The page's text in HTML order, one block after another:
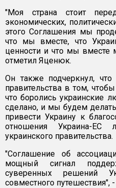
"Моя страна стоит
экономических,
этого Соглашения мы
что мы вместе, что
ценности и что мы
отметил Яценюк.
Он также подчеркнул, что
правительства в том,
что боролись украинские
сделано, и мы будем
привести Украину к
отношения Украина-
украинского правительства.
"Соглашение об
мощный сигнал
суверенных решений
совместного путешествия", -